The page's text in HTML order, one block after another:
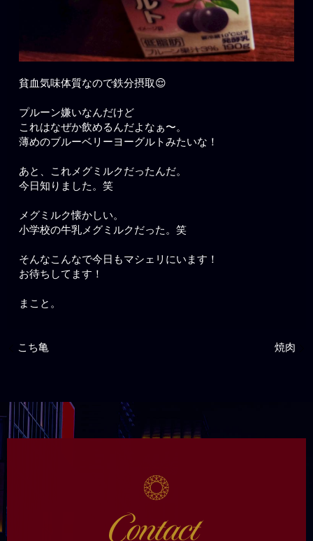
貧血気味体質なので鉄分摂取😌
プルーン嫌いなんだけど
これはなぜか飲めるんだよなぁ〜。
薄めのブルーベリーヨーグルトみたいな！
あと、これメグミルクだったんだ。
今日知りました。笑
メグミルク懐かしい。
小学校の牛乳メグミルクだった。笑
そんなこんなで今日もマシェリにいます！
お待ちしてます！
まこと。
こち亀 焼肉